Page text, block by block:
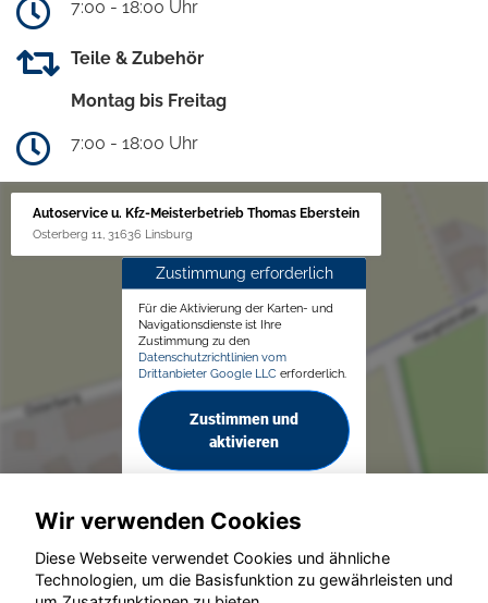
7:00 - 18:00 Uhr
Teile & Zubehör
Montag bis Freitag
7:00 - 18:00 Uhr
Autoservice u. Kfz-Meisterbetrieb Thomas Eberstein
Osterberg 11, 31636 Linsburg
Zustimmung erforderlich
Für die Aktivierung der Karten- und
Navigationsdienste ist Ihre
Zustimmung zu den
Datenschutzrichtlinien vom
Drittanbieter Google LLC erforderlich.
Zustimmen und
aktivieren
Wir verwenden Cookies
Diese Webseite verwendet Cookies und ähnliche
Technologien, um die Basisfunktion zu gewährleisten und